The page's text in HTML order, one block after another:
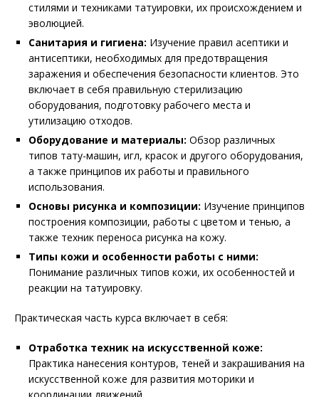
стилями и техниками татуировки, их происхождением и
эволюцией.
Санитария и гигиена: Изучение правил асептики и
антисептики, необходимых для предотвращения
заражения и обеспечения безопасности клиентов. Это
включает в себя правильную стерилизацию
оборудования, подготовку рабочего места и
утилизацию отходов.
Оборудование и материалы: Обзор различных
типов тату-машин, игл, красок и другого оборудования,
а также принципов их работы и правильного
использования.
Основы рисунка и композиции: Изучение принципов
построения композиции, работы с цветом и тенью, а
также техник переноса рисунка на кожу.
Типы кожи и особенности работы с ними:
Понимание различных типов кожи, их особенностей и
реакции на татуировку.
Практическая часть курса включает в себя:
Отработка техник на искусственной коже:
Практика нанесения контуров, теней и закрашивания на
искусственной коже для развития моторики и